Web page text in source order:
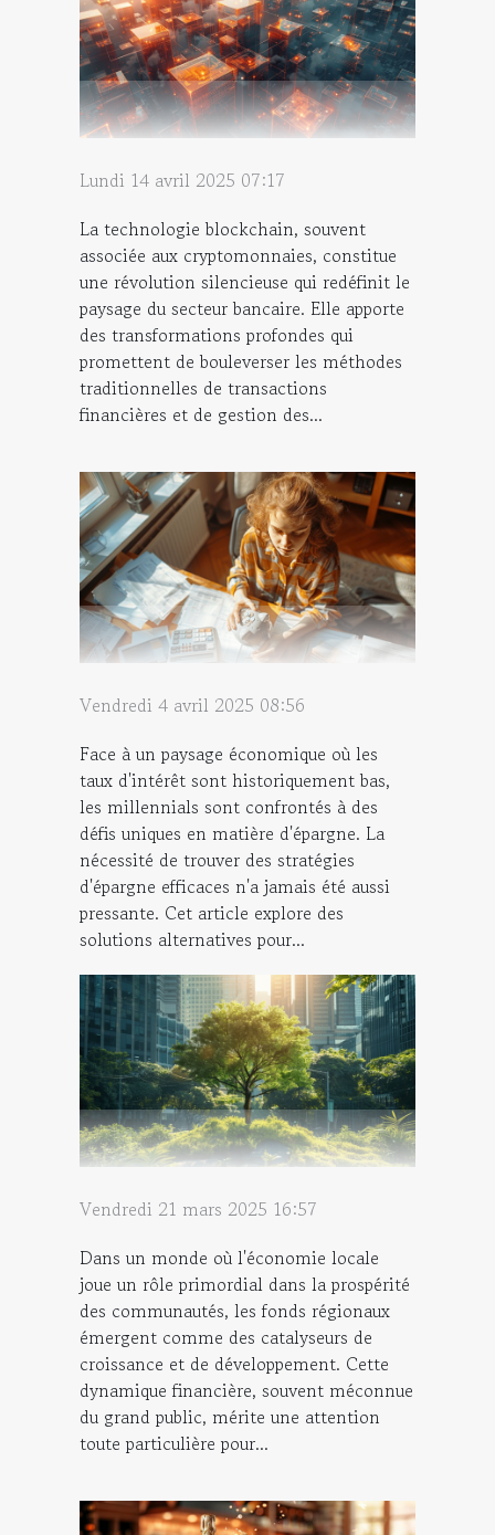
Lundi 14 avril 2025 07:17
La technologie blockchain, souvent
associée aux cryptomonnaies, constitue
une révolution silencieuse qui redéfinit le
paysage du secteur bancaire. Elle apporte
des transformations profondes qui
promettent de bouleverser les méthodes
traditionnelles de transactions
financières et de gestion des...
Vendredi 4 avril 2025 08:56
Face à un paysage économique où les
taux d'intérêt sont historiquement bas,
les millennials sont confrontés à des
défis uniques en matière d'épargne. La
nécessité de trouver des stratégies
d'épargne efficaces n'a jamais été aussi
pressante. Cet article explore des
solutions alternatives pour...
Vendredi 21 mars 2025 16:57
Dans un monde où l'économie locale
joue un rôle primordial dans la prospérité
des communautés, les fonds régionaux
émergent comme des catalyseurs de
croissance et de développement. Cette
dynamique financière, souvent méconnue
du grand public, mérite une attention
toute particulière pour...